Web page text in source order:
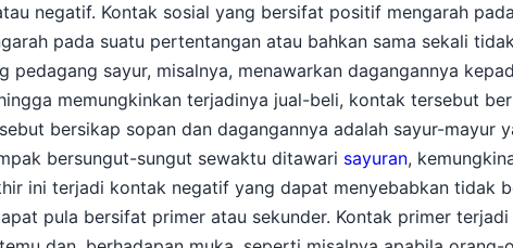
negatif. Kontak sosial yang bersifat positif mengarah
pada suatu pertentangan atau bahkan sama sekali
pedagang sayur, misalnya, menawarkan dagangannya
memungkinkan terjadinya jual-beli, kontak tersebut
bersikap sopan dan dagangannya adalah sayur-mayur
bersungut-sungut sewaktu ditawari sayuran,
ini terjadi kontak negatif yang dapat menyebabkan tidak
pula bersifat primer atau sekunder. Kontak primer